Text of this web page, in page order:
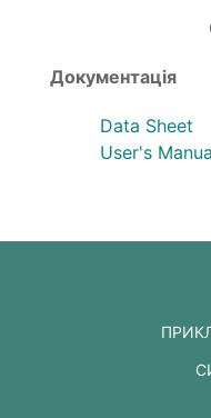
Документація
Data Sheet
User's